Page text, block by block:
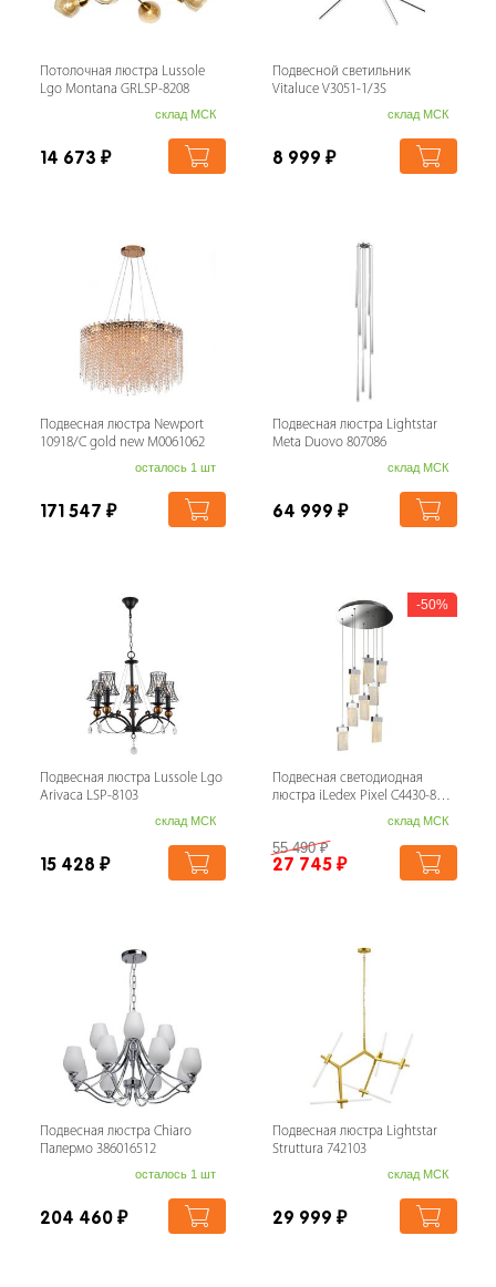
Потолочная люстра Lussole
Lgo Montana GRLSP-8208
склад МСК
14 673 ₽
Подвесной светильник
Vitaluce V3051-1/3S
склад МСК
8 999 ₽
Подвесная люстра Newport
10918/C gold new М0061062
осталось 1 шт
171 547 ₽
Подвесная люстра Lightstar
Meta Duovo 807086
склад МСК
64 999 ₽
Подвесная люстра Lussole Lgo
Arivaca LSP-8103
склад МСК
15 428 ₽
50%
Подвесная светодиодная
люстра iLedex Pixel C4430-8R
склад МСК
55 490₽
27 745 ₽
Подвесная люстра Chiaro
Палермо 386016512
осталось 1 шт
204 460 ₽
Подвесная люстра Lightstar
Struttura 742103
склад МСК
29 999 ₽